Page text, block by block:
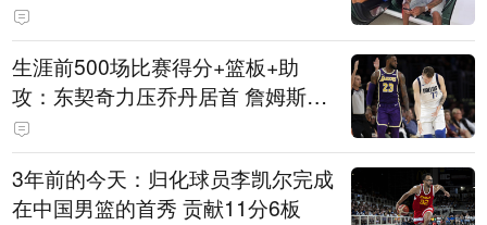
生涯前500场比赛得分+篮板+助
攻：东契奇力压乔丹居首 詹姆斯第
六
3年前的今天：归化球员李凯尔完成
在中国男篮的首秀 贡献11分6板